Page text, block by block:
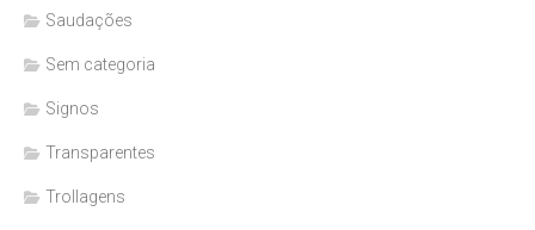
Saudações
Sem categoria
Signos
Transparentes
Trollagens